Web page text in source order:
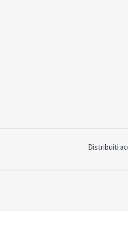
Distribuiti